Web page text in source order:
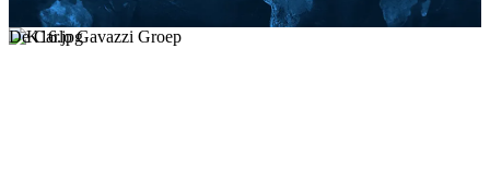
De Carlo Gavazzi Groep